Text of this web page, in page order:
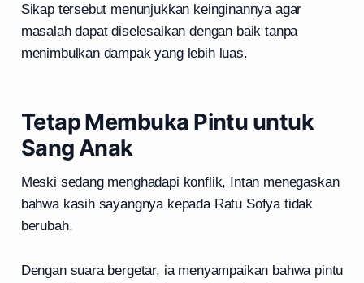
Sikap tersebut menunjukkan keinginannya agar
masalah dapat diselesaikan dengan baik tanpa
menimbulkan dampak yang lebih luas.
Tetap Membuka Pintu untuk
Sang Anak
Meski sedang menghadapi konflik, Intan menegaskan
bahwa kasih sayangnya kepada Ratu Sofya tidak
berubah.
Dengan suara bergetar, ia menyampaikan bahwa pintu